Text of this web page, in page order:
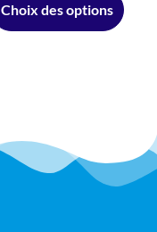
Choix des options